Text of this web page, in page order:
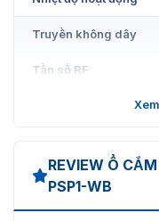
Truyền không dây
Tần số RF
Khoảng cách RF
Bảo mật không dây
REVIEW Ổ
PSP1-WB